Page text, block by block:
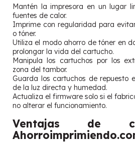
Mantén la impresora en un lugar
fuentes de calor.
Imprime con regularidad para
o tóner.
Utiliza el modo ahorro de tóner en
prolongar la vida del cartucho.
Manipula los cartuchos por los
zona del tambor.
Guarda los cartuchos de repuesto
de la luz directa y humedad.
Actualiza el firmware solo si el
no alterar el funcionamiento.
Ventajas de